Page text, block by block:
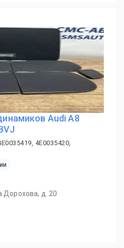
Audi A8
4E0035420,
Дорохова, д. 20